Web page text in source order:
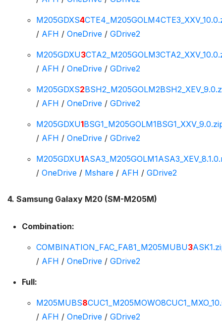
M205GDXS4
/ AFH / OneDrive/ GDrive2
M205GDXU3
/ AFH / OneDrive/ GDrive2
M205GDXS2
/ AFH / OneDrive/ GDrive2
M205GDXU1
/ AFH / OneDrive/ GDrive2
M205GDXU1
/ OneDrive/ Mshare/ AFH / GDrive2
4. Samsung Galaxy M20 (SM-M205M)
Combination:
COMBINATION_FAC_FA81_M205MUBU3
/ AFH / OneDrive/ GDrive2
Full:
M205MUBS8
/ AFH / OneDrive/ GDrive2